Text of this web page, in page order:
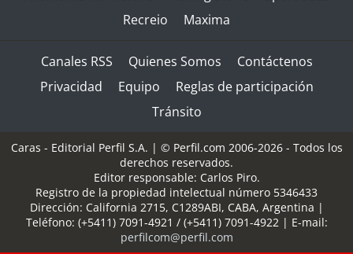
Recreio
Maxima
Canales RSS Quienes Somos
Contáctenos
Privacidad
Equipo
Reglas de participación
Tránsito
Caras - Editorial Perfil S.A. | © Perfil.com 2006-2026 - Todos los
derechos reservados.
Editor responsable: Carlos Piro.
Registro de la propiedad intelectual número 5346433
Dirección: California 2715, C1289ABI, CABA, Argentina |
Teléfono: (+5411) 7091-4921 / (+5411) 7091-4922| E-mail:
perfilcom@perfil.com